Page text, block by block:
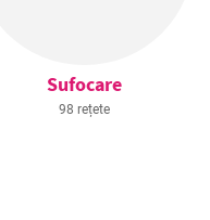
Sufocare
98 rețete